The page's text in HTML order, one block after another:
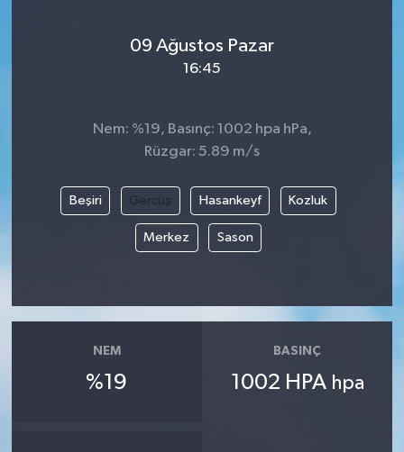
09 Ağustos Pazar
16:45
Nem: %19, Basınç: 1002 hpa hPa,
Rüzgar: 5.89 m/s
Beşiri Gercüş Hasankeyf Kozluk
Merkez Sason
NEM
%19
BASINÇ
1002 HPA hpa